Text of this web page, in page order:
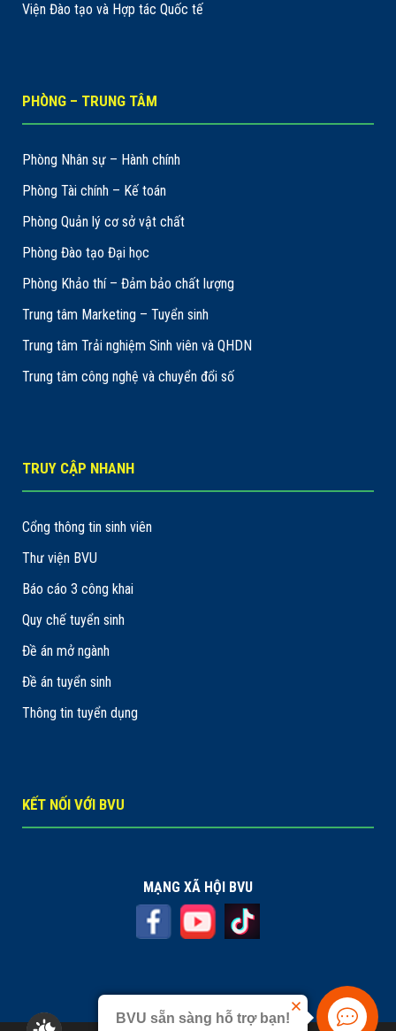
Viện Đào tạo và Hợp tác Quốc tế
PHÒNG – TRUNG TÂM
Phòng Nhân sự – Hành chính
Phòng Tài chính – Kế toán
Phòng Quản lý cơ sở vật chất
Phòng Đào tạo Đại học
Phòng Khảo thí – Đảm bảo chất lượng
Trung tâm Marketing – Tuyển sinh
Trung tâm Trải nghiệm Sinh viên và QHDN
Trung tâm công nghệ và chuyển đổi số
TRUY CẬP NHANH
Cổng thông tin sinh viên
Thư viện BVU
Báo cáo 3 công khai
Quy chế tuyển sinh
Đề án mở ngành
Đề án tuyển sinh
Thông tin tuyển dụng
KẾT NỐI VỚI BVU
MẠNG XÃ HỘI BVU
BVU sẵn sàng hỗ trợ bạn!